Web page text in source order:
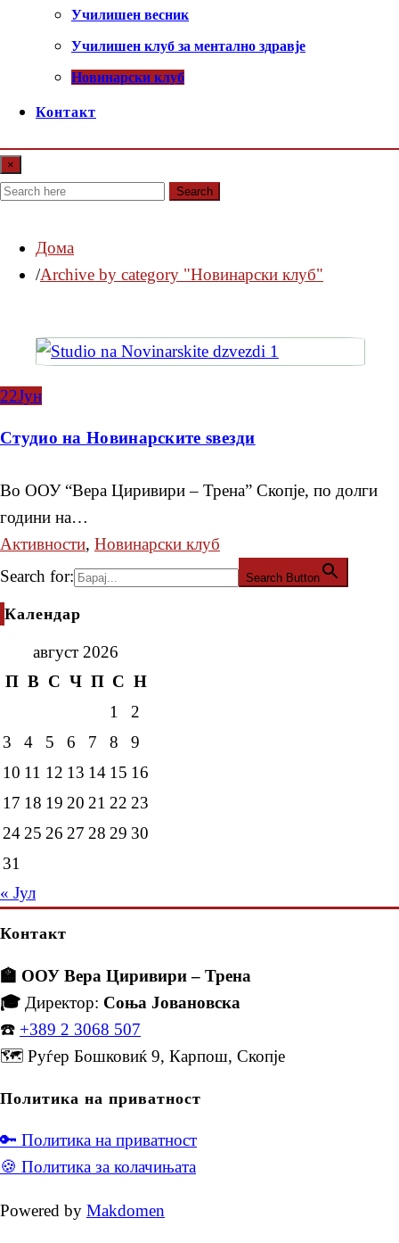
Училишен весник
Училишен клуб за ментално здравје
Новинарски клуб
Контакт
×
Search
Дома
Archive by category "Новинарски клуб"
22Јун
Студио на Новинарските ѕвезди
Во ООУ “Вера Циривири – Трена” Скопје, по долги
години на…
Активности, Новинарски клуб
Search for:
Search Button
Календар
август 2026
П В С Ч П С Н
1
2
3
4 5 6 7 8
9
10 11 12 13 14 15 16
17 18 19 20 21 22 23
24 25 26 27 28 29 30
31
« Јул
Контакт
🏫 ООУ Вера Циривири – Трена
🎓 Директор: Соња Јовановска
☎️ +389 2 3068 507
🗺️ Руѓер Бошковиќ 9, Карпош, Скопје
Политика на приватност
🔑 Политика на приватност
🍪 Политика за колачињата
Powered by Makdomen